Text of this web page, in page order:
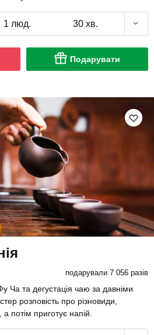
1 люд. 30 хв.
Подарувати
подарували 7 056 разів
Ча та дегустація чаю за давніми
розповість про різновиди,
потім приготує напій.